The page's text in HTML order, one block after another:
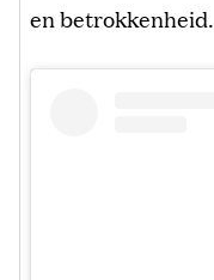
en betrokkenheid.